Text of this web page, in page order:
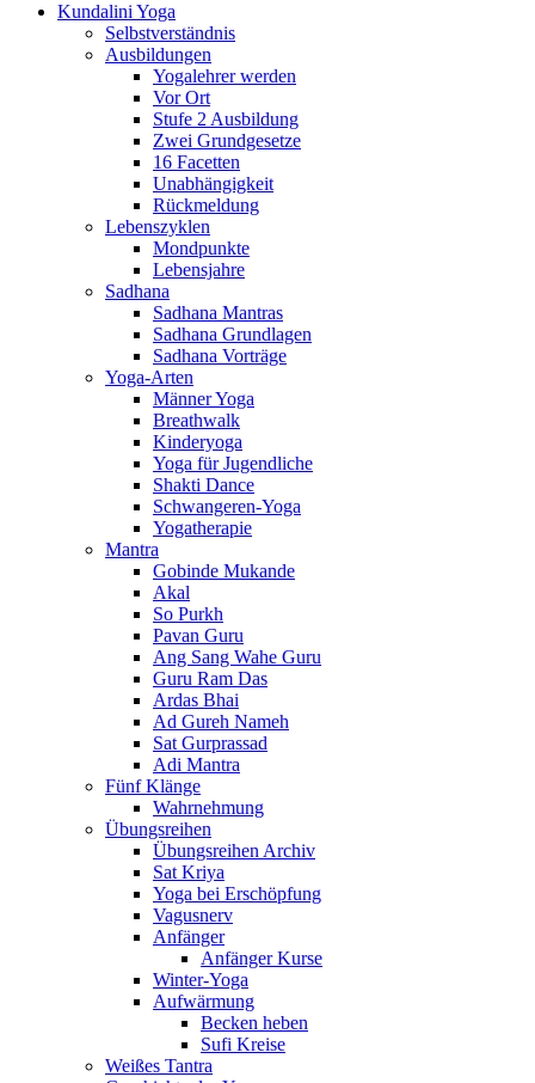
Kundalini Yoga
Selbstverständnis
Ausbildungen
Yogalehrer werden
Vor Ort
Stufe 2 Ausbildung
Zwei Grundgesetze
16 Facetten
Unabhängigkeit
Rückmeldung
Lebenszyklen
Mondpunkte
Lebensjahre
Sadhana
Sadhana Mantras
Sadhana Grundlagen
Sadhana Vorträge
Yoga-Arten
Männer Yoga
Breathwalk
Kinderyoga
Yoga für Jugendliche
Shakti Dance
Schwangeren-Yoga
Yogatherapie
Mantra
Gobinde Mukande
Akal
So Purkh
Pavan Guru
Ang Sang Wahe Guru
Guru Ram Das
Ardas Bhai
Ad Gureh Nameh
Sat Gurprassad
Adi Mantra
Fünf Klänge
Wahrnehmung
Übungsreihen
Übungsreihen Archiv
Sat Kriya
Yoga bei Erschöpfung
Vagusnerv
Anfänger
Anfänger Kurse
Winter-Yoga
Aufwärmung
Becken heben
Sufi Kreise
Weißes Tantra